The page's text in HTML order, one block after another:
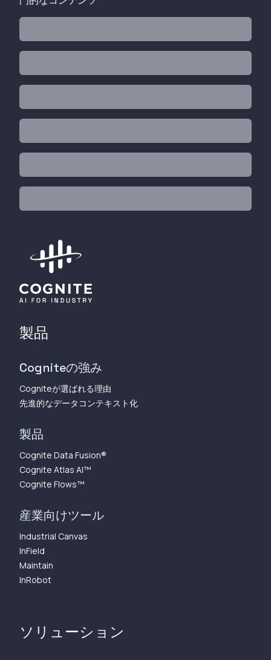
製品
Cogniteの強み
Cogniteが選ばれる理由
先進的なデータコンテキスト化
製品
Cognite Data Fusion®
Cognite Atlas AI™︎
Cognite Flows™︎
産業向けツール
Industrial Canvas
InField
Maintain
InRobot
ソリューション